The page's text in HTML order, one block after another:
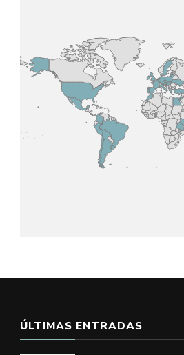
ÚLTIMAS ENTRADAS